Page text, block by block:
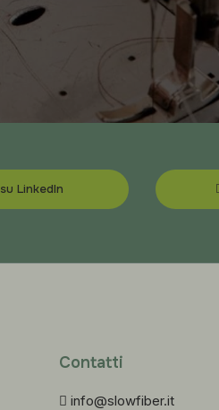
LinkedIn
Contatti
info@slowfiber.it